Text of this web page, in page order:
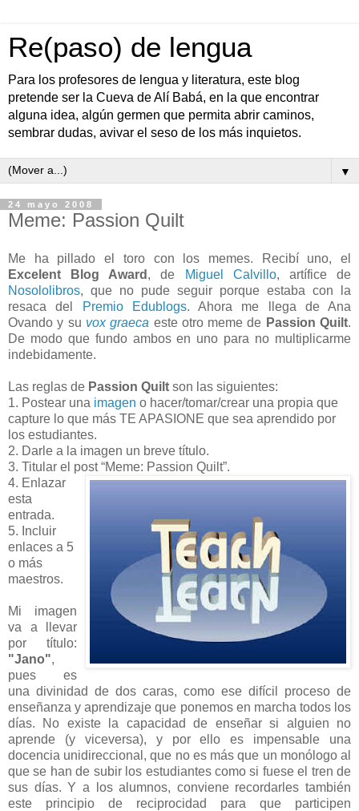
Re(paso) de lengua
Para los profesores de lengua y literatura, este blog
pretende ser la Cueva de Alí Babá, en la que encontrar
alguna idea, algún germen que permita abrir caminos,
sembrar dudas, avivar el seso de los más inquietos.
▼
24 mayo 2008
Meme: Passion Quilt
Me ha pillado el toro con los memes. Recibí uno, el
Excelent Blog Award , de Miguel Calvillo, artífice de
Nosololibros, que no pude seguir porque estaba con la
resaca del
Premio Edublogs. Ahora me llega de Ana
Ovando y su vox graeca este otro meme de Passion Quilt.
De modo que fundo ambos en uno para no multiplicarme
indebidamente.
Las reglas de Passion Quilt son las siguientes:
1. Postear una imagen o hacer/tomar/crear una propia que
capture lo que más TE APASIONE que sea aprendido por
los estudiantes.
2. Darle a la imagen un breve título.
3. Titular el post “Meme: Passion Quilt”.
4. Enlazar
esta
entrada.
5. Incluir
enlaces a 5
o más
maestros.
Mi imagen
va a llevar
por título:
"Jano",
pues es
una divinidad de dos caras, como ese difícil proceso de
enseñanza y aprendizaje que ponemos en marcha todos los
días. No existe la capacidad de enseñar si alguien no
aprende (y viceversa), y por ello es impensable una
docencia unidireccional, que no es más que un monólogo al
que se han de subir los estudiantes como si fuese el tren de
sus días. Y a los alumnos, conviene recordarles también
este principio de reciprocidad para que participen